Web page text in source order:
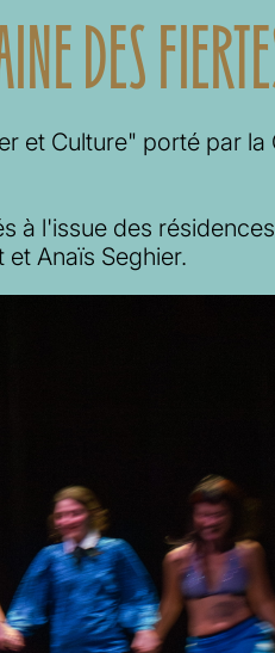
DES
et Culture" porté par
l'issue des
Anaïs Seghier.